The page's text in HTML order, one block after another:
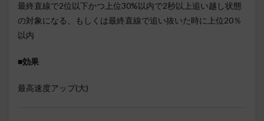
最終直線で2位以下かつ上位30%以内で2秒以上追い越し状態
の対象になる、もしくは最終直線で追い抜いた時に上位20％
以内
■効果
最高速度アップ(大)